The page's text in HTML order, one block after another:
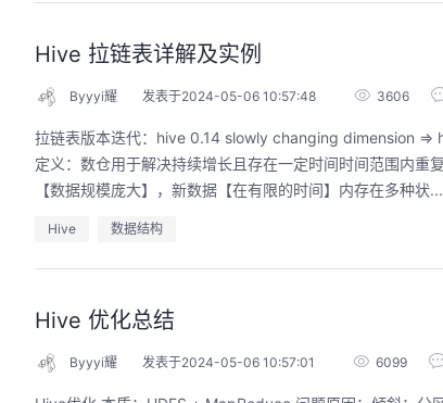
Hive 拉链表详解及实例
Byyyi耀 发表于2024-05-06 10:57:48 3606
拉链表版本迭代：hive 0.14 slowly changing dimension
定义：数仓用于解决持续增长且存在一定时间时间范围内重
【数据规模庞大】，新数据【在有限的时间】内存在多种状...
Hive 数据结构
Hive 优化总结
Byyyi耀 发表于2024-05-06 10:57:01 6099